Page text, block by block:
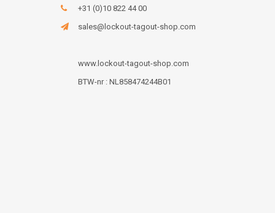
+31 (0)10 822 44 00
sales@lockout-tagout-shop.com
www.lockout-tagout-shop.com
BTW-nr : NL858474244B01